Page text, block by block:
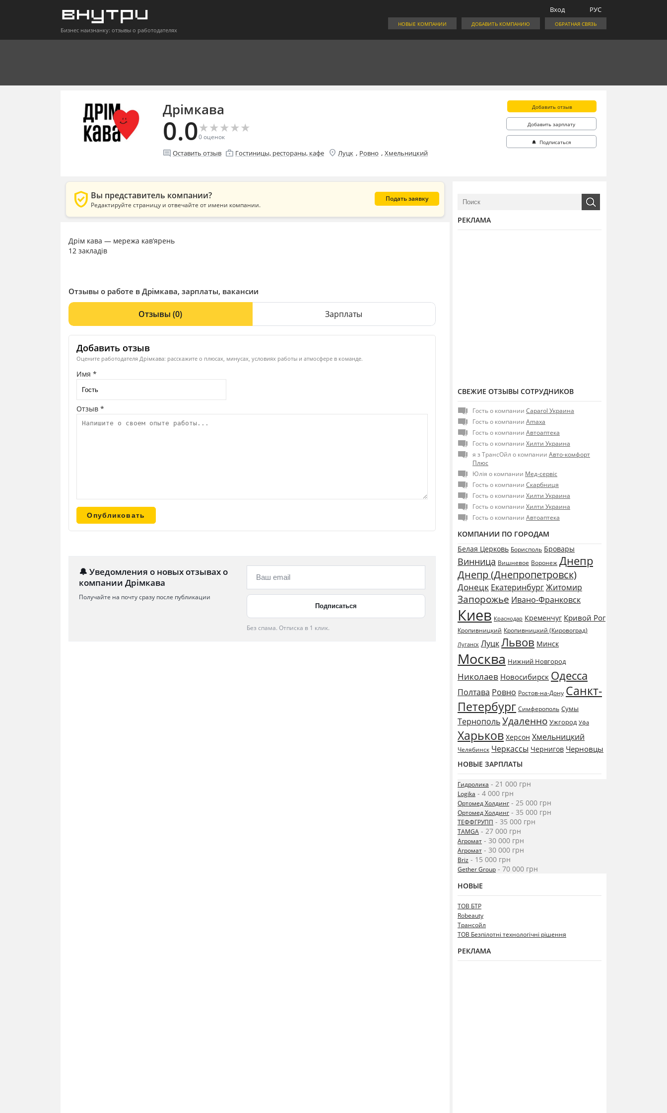
Бизнес наизнанку: отзывы о работодателях
РУС
Вход
ОБРАТНАЯ СВЯЗЬ
ДОБАВИТЬ КОМПАНИЮ
НОВЫЕ КОМПАНИИ
Дрімкава
0.0★
★★
★★
★★
★★
★
0оценок
comment Оставить отзыв enterprise Гостиницы, рестораны, кафе location_on Луцк , Ровно , Хмельницкий
Добавить отзыв
Добавить зарплату
🔔 Подписаться
verified_user Вы представитель компании?
Редактируйте страницу и отвечайте от имени компании.
Подать заявку
Дрім кава — мережа кав’ярень
12 закладів
Отзывы о работе в Дрімкава, зарплаты, вакансии
Отзывы(0) Зарплаты
Добавить отзыв
Оцените работодателя Дрімкава: расскажите о плюсах, минусах, условиях работы и атмосфере в команде.
Имя *
Отзыв *
🔔 Уведомления о новых отзывах о
компании Дрімкава
Получайте на почту сразу после публикации
Без спама. Отписка в 1 клик.
РЕКЛАМА
СВЕЖИЕ ОТЗЫВЫ СОТРУДНИКОВ
Гость о компании Caparol Украина
Гость о компании Amaxa
Гость о компании Автоаптека
Гость о компании Хилти Украина
я з ТрансОйл о компании Авто-комфорт
Плюс
Юлія о компании Мед-сервіс
Гость о компании Скарбниця
Гость о компании Хилти Украина
Гость о компании Хилти Украина
Гость о компании Автоаптека
КОМПАНИИ ПО ГОРОДАМ
Белая Церковь Борисполь Бровары
Винница Вишневое Воронеж Днепр
Днепр (Днепропетровск)
Донецк ЕкатеринбургЖитомир
Запорожье Ивано-Франковск
Киев Краснодар Кременчуг Кривой Рог
Кропивницкий Кропивницкий (Кировоград)
Луганск ЛуцкЛьвов Минск
Москва Нижний Новгород
Николаев Новосибирск Одесса
Полтава Ровно Ростов-на-Дону Санкт-
Петербург Симферополь Сумы
ТернопольУдаленно Ужгород Уфа
Харьков Херсон Хмельницкий
Челябинск Черкассы Чернигов Черновцы
НОВЫЕ ЗАРПЛАТЫ
Гидролика - 21 000 грн
Logika - 4 000 грн
Ортомед Холдинг - 25 000 грн
Ортомед Холдинг - 35 000 грн
ТЕФФГРУПП - 35 000 грн
TAMGA - 27 000 грн
Агромат - 30 000 грн
Агромат - 30 000 грн
Briz - 15 000 грн
Gether Group - 70 000 грн
НОВЫЕ
ТОВ БТР
Robeauty
Трансойл
ТОВ Безпілотні технологічні рішення
РЕКЛАМА